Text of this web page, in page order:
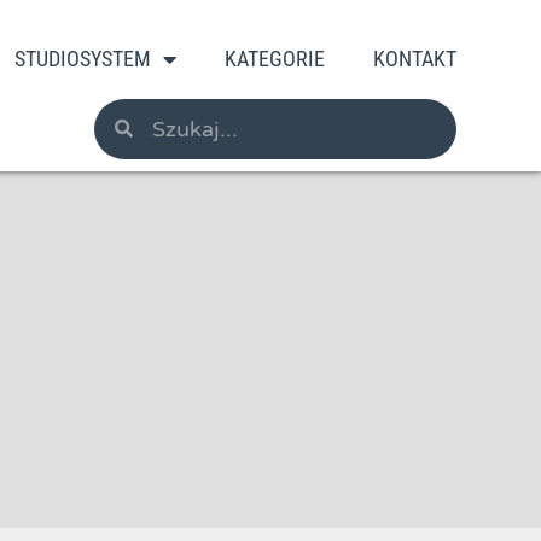
STUDIOSYSTEM KATEGORIE KONTAKT